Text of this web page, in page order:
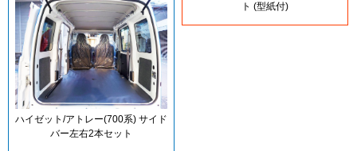
ハイゼット/アトレー(700系) サイド
バー左右2本セット
ト (型紙付)